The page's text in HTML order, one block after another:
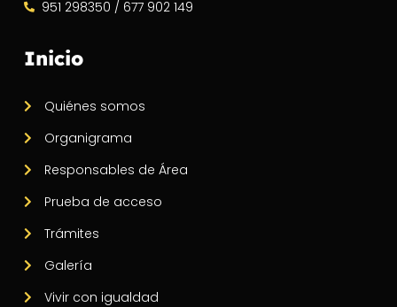
951 298350 / 677 902 149
Inicio
Quiénes somos
Organigrama
Responsables de Área
Prueba de acceso
Trámites
Galería
Vivir con igualdad